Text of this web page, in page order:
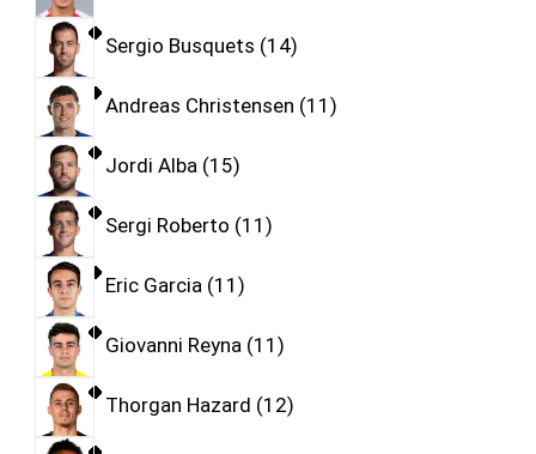
Sergio Busquets 14
Andreas Christensen 11
Jordi Alba 15
Sergi Roberto 11
Eric Garcia 11
Giovanni Reyna 11
Thorgan Hazard 12